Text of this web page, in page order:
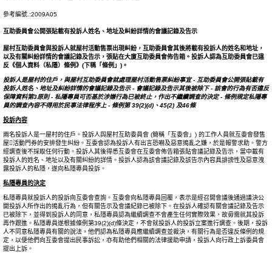
參考編號.:2009A05
互助委員會公開張貼載有投訴人姓名、地址及糾紛詳情的會議記錄及告示
屋村互助委員會與投訴人就屋村活動售票出現糾紛，互助委員會其後將載有投訴人的姓名和地址，
以及有關糾紛詳情的會議記錄及告示，張貼在大廈互助委員會佈告箱。投訴人認為互助委員會已違
反《個人資料（私隱）條例》(下稱「條例」)。
投訴人是屋村的住戶，與屋村互助委員會就處理屋村活動售票糾紛事宜 - 互助委員會公開張貼載有
投訴人姓名、地址及糾紛詳情的會議記錄及告示 - 會議記錄及告示其後被除下 - 該會的行為有否違反
保障資料第3原則 - 私隱專員可否基於涉嫌行為已被終止，作出不繼續調查的決定 - 條例規定私隱專
員的調查內容不得用於民事法律程序上 - 條例第 39(2)(d)、45(2) 及46條
投訴內容
兩名投訴人是一屋村的住戶。投訴人與屋村互助委員會 (簡稱「互委會」) 的工作人員就互委會發售
屋活動門券的安排發生糾紛。互委會認為投訴人有出言恐嚇及惡意搗亂之嫌，於是報警求助。警方
經調查後不採取任何行動。投訴人其後得悉互委會在互委會佈告箱張貼會議記錄及告示，當中載有
投訴人的姓名、地址以及有關糾紛的詳情。投訴人認為該會議記錄及該告示內容具誹謗性及惡意洩
露投訴人的私隱，遂向私隱專員投訴。
私隱專員的決定
私隱專員就投訴人的投訴向互委會查詢。互委會向私隱專員回覆，表示是經召開會議後通過議決公
開投訴人所作出的搗亂行為，但有關告示及會議紀錄已被除下。在投訴人確認有關會議記錄及告示
已被除下，並得到投訴人的同意，私隱專員認為繼續調查不會產生任何實際效果，故毋需就其投訴
再作跟進。私隱專員遂根據條例第39(2)(d)條決定，不會就投訴人的投訴立案進行調查。後期，投訴
人不同意私隱專員有關的說法，他們認為私隱專員應繼續調查並裁決，有關行為是否違反條例的規
定，以便他們向互委會提出民事訴訟，亦有助他們相關的法律援助申請，投訴人向行政上訴委員會
提出上訴。